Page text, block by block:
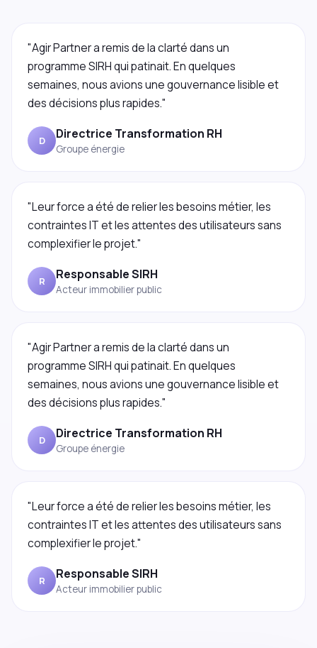
"Agir Partner a remis de la clarté dans un
programme SIRH qui patinait. En quelques
semaines, nous avions une gouvernance lisible et
des décisions plus rapides."
D Directrice Transformation RH
Groupe énergie
"Leur force a été de relier les besoins métier, les
contraintes IT et les attentes des utilisateurs sans
complexifier le projet."
R Responsable SIRH
Acteur immobilier public
"Agir Partner a remis de la clarté dans un
programme SIRH qui patinait. En quelques
semaines, nous avions une gouvernance lisible et
des décisions plus rapides."
D Directrice Transformation RH
Groupe énergie
"Leur force a été de relier les besoins métier, les
contraintes IT et les attentes des utilisateurs sans
complexifier le projet."
R Responsable SIRH
Acteur immobilier public